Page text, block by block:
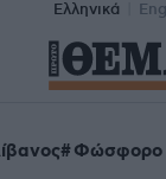
Ελληνικά
Φώσφορο